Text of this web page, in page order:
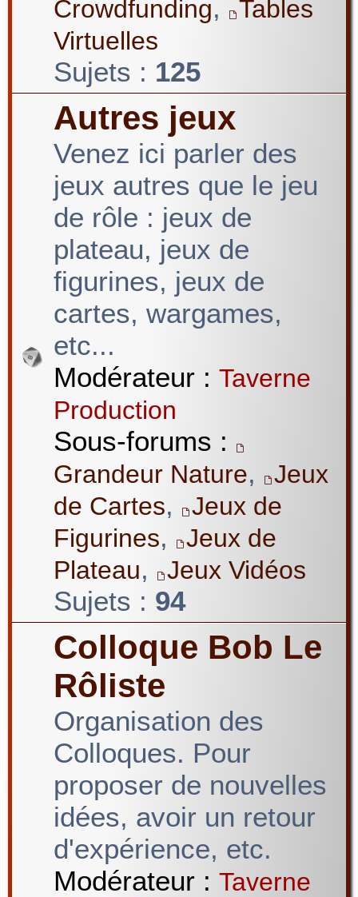
Crowdfunding,
Tables
Virtuelles
Sujets : 125
Autres jeux
Venez ici parler des
jeux autres que le jeu
de rôle : jeux de
plateau, jeux de
figurines, jeux de
cartes, wargames,
etc...
Modérateur : Taverne
Production
Sous-forums :
Grandeur Nature,
Jeux
de Cartes,
Jeux de
Figurines,
Jeux de
Plateau, Jeux Vidéos
Sujets : 94
Colloque Bob Le
Rôliste
Organisation des
Colloques. Pour
proposer de nouvelles
idées, avoir un retour
d'expérience, etc.
Modérateur : Taverne